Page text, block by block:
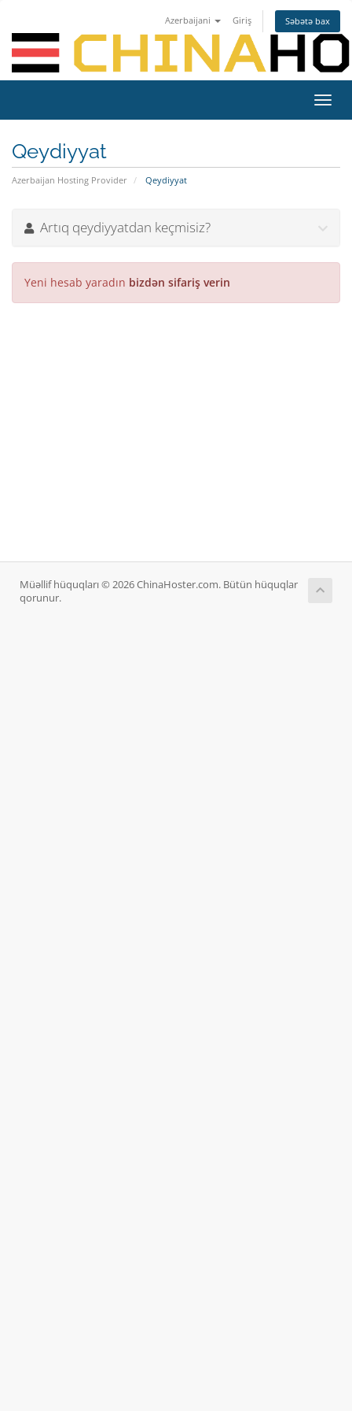
Azerbaijani Giriş Səbətə bax
keçid
Qeydiyyat
Azerbaijan Hosting Provider Qeydiyyat
Artıq qeydiyyatdan keçmisiz?
Yeni hesab yaradın bizdən sifariş verin
Müəllif hüquqları © 2026 ChinaHoster.com. Bütün hüquqlar
qorunur.